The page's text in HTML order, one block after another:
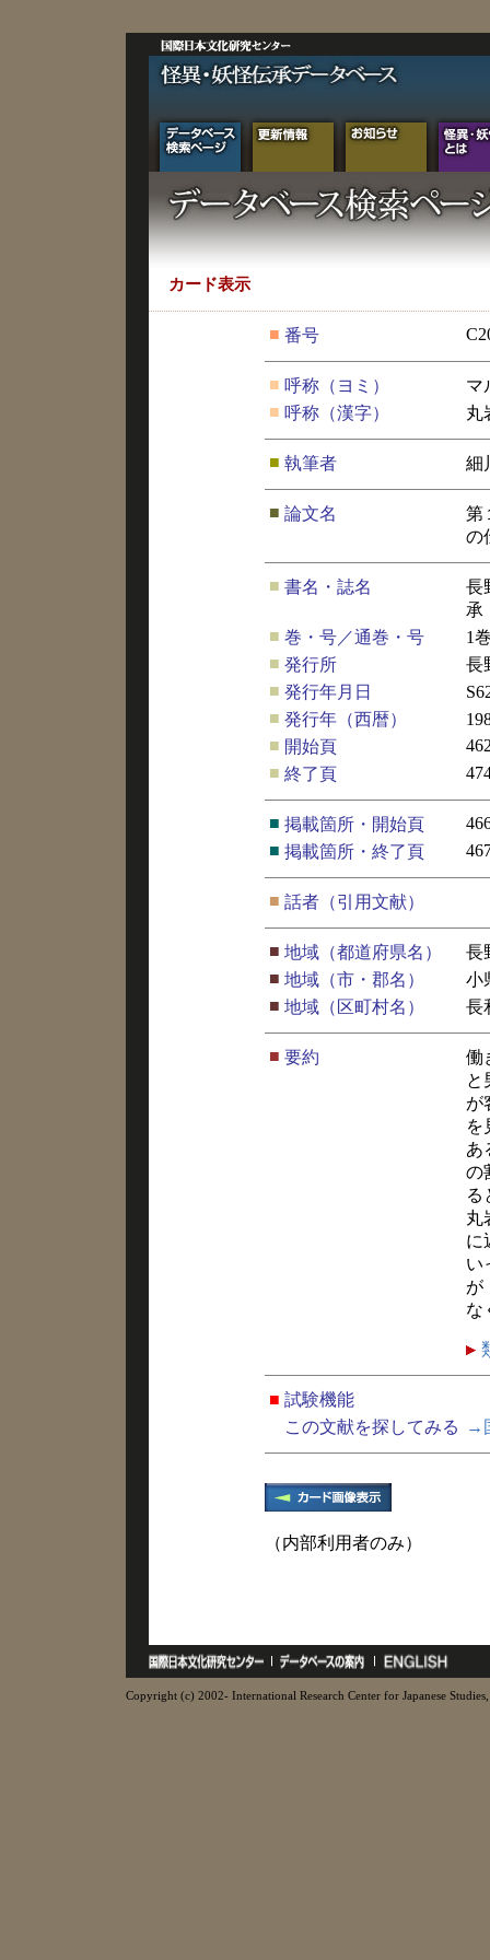
カード表示
■ 番号
■ 呼称（ヨミ）
マ
■ 呼称（漢字） 丸
■ 執筆者 細
■ 論文名
第
の
■ 書名・誌名
長
承
■ 巻・号／通巻・号
1
■ 発行所
長
■ 発行年月日
■ 発行年（西暦）
■ 開始頁
■ 終了頁
■ 掲載箇所・開始頁
■ 掲載箇所・終了頁
■ 話者（引用文献）
■ 地域（都道府県名）
長
■ 地域（市・郡名）
小
■ 地域（区町村名） 長
■ 要約
働
と
が
を
あ
の
る
丸
に
い
が
な
■ 試験機能
この文献を探してみる
→
（内部利用者のみ）
Copyright (c) 2002- International Research Center for Japanese